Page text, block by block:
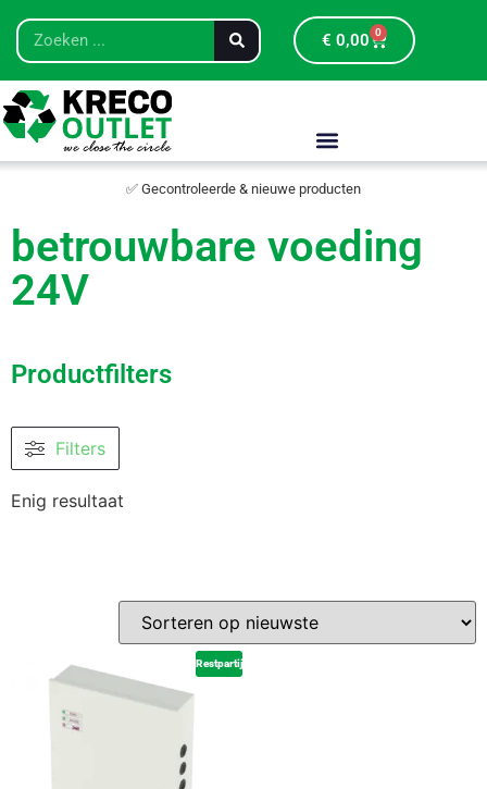
€ 0,00 0
✅ Gecontroleerde & nieuwe producten
betrouwbare voeding
24V
Productfilters
Filters
Enig resultaat
Restpartij